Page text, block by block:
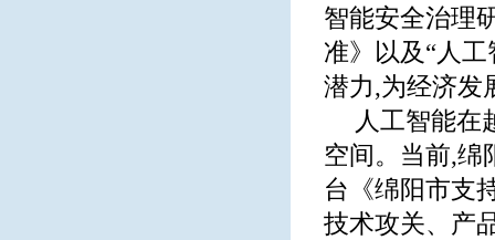
智能安全治理
准》以及“人
潜力,为经济发
人工智能在
空间。当前,绵
台《绵阳市支
技术攻关、产